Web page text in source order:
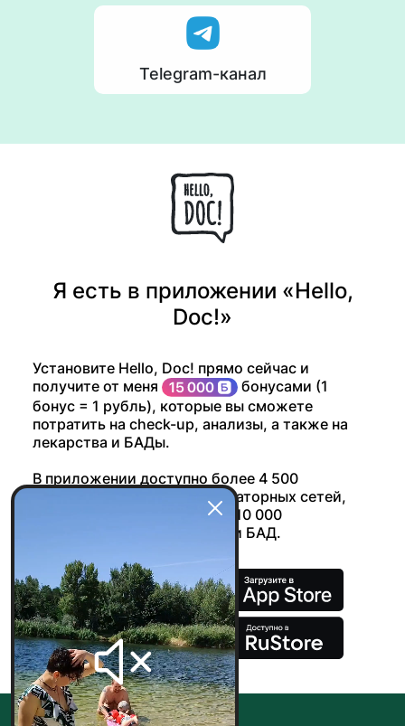
Telegram-канал
Я есть в приложении «Hello,
Doc!»
Установите Hello, Doc! прямо сейчас и
получите от меня
бонусами (1
бонус = 1 рубль), которые вы сможете
потратить на check-up, анализы, а также на
лекарства и БАДы.
В приложении доступно более 4 500
отделений 5 ведущих лабораторных сетей,
более 30 000 аптек и более 10 000
лекарственных препаратов и БАД.